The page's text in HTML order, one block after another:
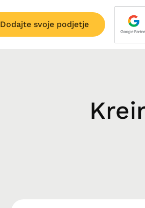
Dodajte svoje podjetje